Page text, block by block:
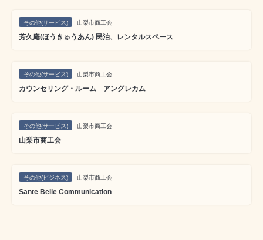
その他(サービス) 山梨市商工会
芳久庵(ほうきゅうあん) 民泊、レンタルスペース
その他(サービス) 山梨市商工会
カウンセリング・ルーム アングレカム
その他(サービス) 山梨市商工会
山梨市商工会
その他(ビジネス) 山梨市商工会
Sante Belle Communication